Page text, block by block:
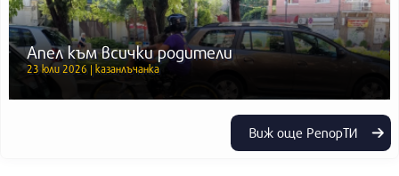
Апел към всички родители
23 юли 2026 | казанлъчанка
Виж още РепорТИ